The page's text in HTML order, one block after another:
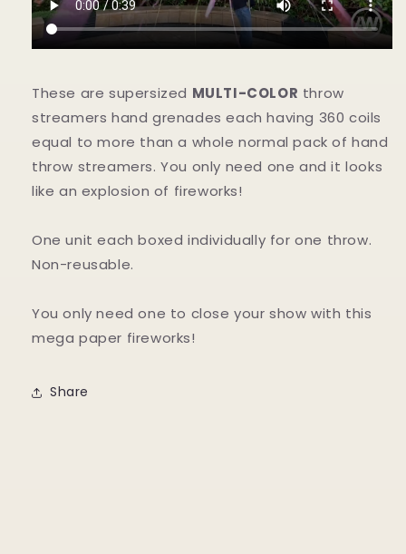
These are supersized MULTI-COLOR throw
streamers hand grenades each having 360 coils
equal to more than a whole normal pack of hand
throw streamers. You only need one and it looks
like an explosion of fireworks!
One unit each boxed individually for one throw.
Non-reusable.
You only need one to close your show with this
mega paper fireworks!
Share